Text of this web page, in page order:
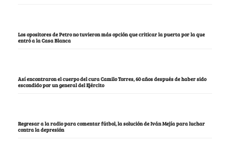
Los opositores de Petro no tuvieron más opción que criticar la puerta por la que
entró a la Casa Blanca
Así encontraron el cuerpo del cura Camilo Torres, 60 años después de haber sido
escondido por un general del Ejército
Regresar a la radio para comentar fútbol, la solución de Iván Mejía para luchar
contra la depresión